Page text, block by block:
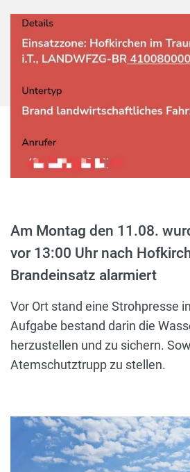
Am Montag den 11.08.
vor 13:00 Uhr nach
Brandeinsatz alarmiert
Vor Ort stand eine Strohpresse
Aufgabe bestand darin die
herzustellen und zu sichern.
Atemschutztrupp zu stellen.